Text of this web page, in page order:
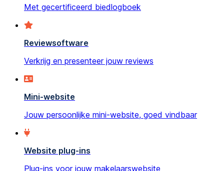
Met gecertificeerd biedlogboek
Reviewsoftware
Verkrijg en presenteer jouw reviews
Mini-website
Jouw persoonlijke mini-website, goed vindbaar
Website plug-ins
Plug-ins voor jouw makelaarswebsite